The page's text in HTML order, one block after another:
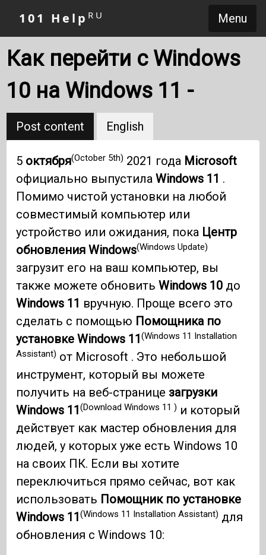
Menu
101 Help RU
Как перейти с Windows
10 на Windows 11 -
Post content English
5 октября(October 5th) 2021 года Microsoft
официально выпустилаWindows 11 .
Помимо чистой установки на любой
совместимый компьютер или
устройство или ожидания, пока Центр
обновления Windows(Windows Update)
загрузит его на ваш компьютер, вы
также можете обновитьWindows 10 до
Windows 11 вручную. Проще всего это
сделать с помощью Помощника по
установке Windows 11(Windows 11 Installation
Assistant) от Microsoft . Это небольшой
инструмент, который вы можете
получить на веб-странице загрузки
Windows 11(Download Windows 11 ) и который
действует как мастер обновления для
людей, у которых уже есть Windows 10
на своих ПК. Если вы хотите
переключиться прямо сейчас, вот как
использовать Помощник по установке
Windows 11(Windows 11 Installation Assistant) для
обновления с Windows 10: